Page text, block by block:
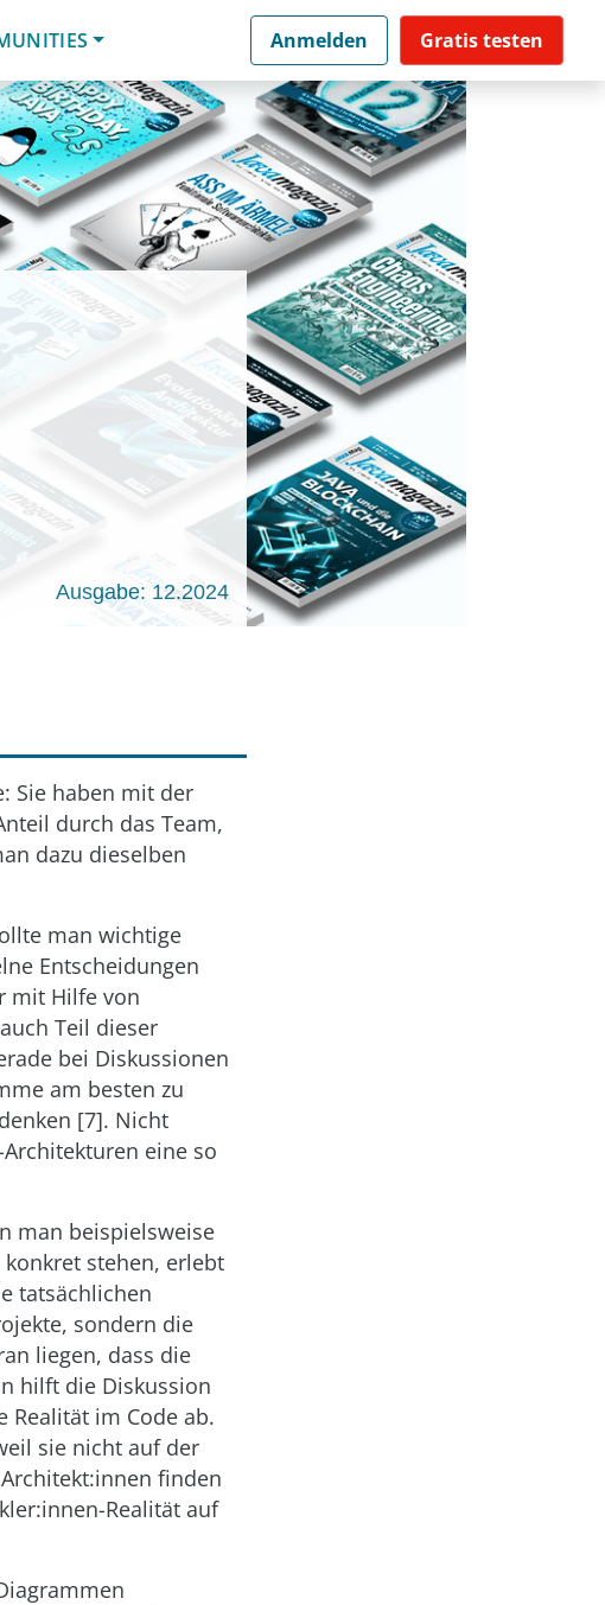
Anmelden Gratis testen
Ausgabe: 12.2024
Sie haben mit der
durch das Team,
dazu dieselben
man wichtige
Entscheidungen
mit Hilfe von
Teil dieser
bei Diskussionen
am besten zu
[7]. Nicht
eine so
man beispielsweise
stehen, erlebt
tatsächlichen
sondern die
liegen, dass die
hilft die Diskussion
Realität im Code ab.
sie nicht auf der
finden
Realität auf